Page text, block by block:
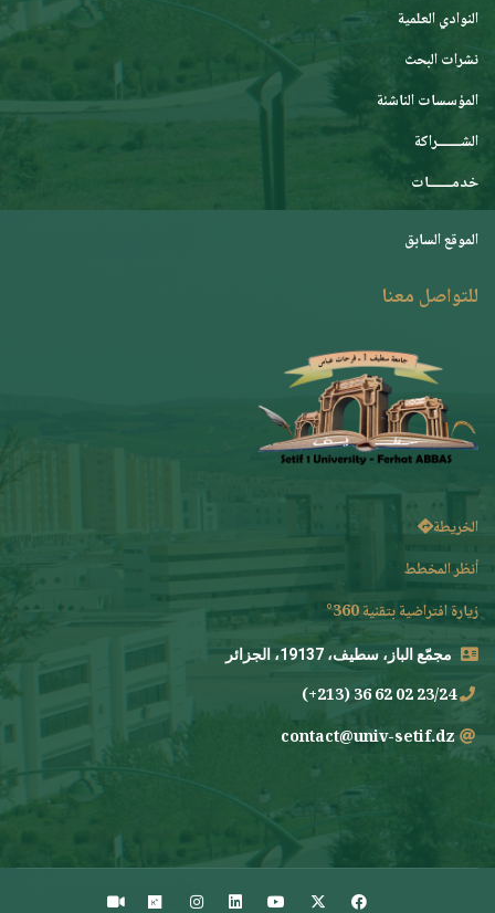
النوادي العلمية
نشرات البحث
المؤسسات الناشئة
الشـــــــراكة
خدمـــــــات
الموقع السابق
للتواصل معنا
الخريطة
أنظر المخطط
زيارة افتراضية بتقنية 360°
مجمّع الباز، سطيف، 19137، الجزائر
23/24 02 62 36 (213+)
contact@univ-setif.dz